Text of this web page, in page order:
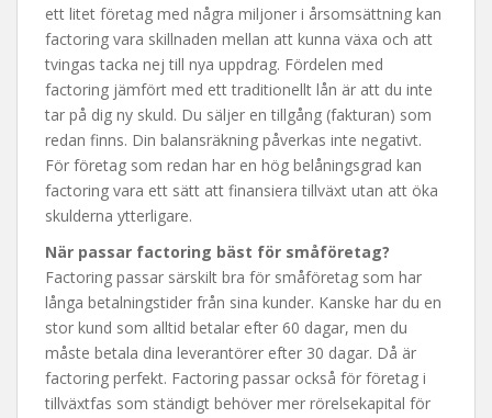
ett litet företag med några miljoner i årsomsättning kan
factoring vara skillnaden mellan att kunna växa och att
tvingas tacka nej till nya uppdrag. Fördelen med
factoring jämfört med ett traditionellt lån är att du inte
tar på dig ny skuld. Du säljer en tillgång (fakturan) som
redan finns. Din balansräkning påverkas inte negativt.
För företag som redan har en hög belåningsgrad kan
factoring vara ett sätt att finansiera tillväxt utan att öka
skulderna ytterligare.
När passar factoring bäst för småföretag?
Factoring passar särskilt bra för småföretag som har
långa betalningstider från sina kunder. Kanske har du en
stor kund som alltid betalar efter 60 dagar, men du
måste betala dina leverantörer efter 30 dagar. Då är
factoring perfekt. Factoring passar också för företag i
tillväxtfas som ständigt behöver mer rörelsekapital för